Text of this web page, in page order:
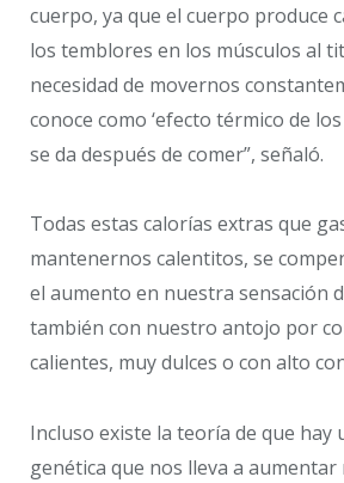
cuerpo, ya que el cuerpo produce
los temblores en los músculos al
necesidad de movernos
conoce como ‘efecto térmico de
se da después de comer”, señaló.
Todas estas calorías extras que
mantenernos calentitos, se
el aumento en nuestra sensación
también con nuestro antojo por
calientes, muy dulces o con alto
Incluso existe la teoría de que hay
genética que nos lleva a